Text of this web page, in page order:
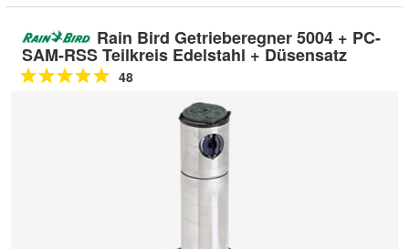
Rain Bird Getrieberegner 5004 + PC-
SAM-RSS Teilkreis Edelstahl + Düsensatz
48